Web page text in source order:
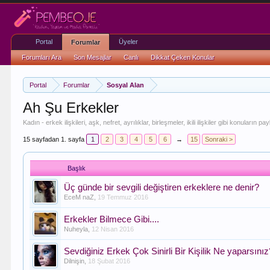
Portal Forumlar Sosyal Alan
Ah Şu Erkekler
Kadın - erkek ilişkileri, aşk, nefret, ayrılıklar, birleşmeler, ikili ilişkiler gibi konuların
15 sayfadan 1. sayfa 1 2 3 4 5 6 → 15 Sonraki >
Başlık
Üç günde bir sevgili değiştiren erkeklere ne denir?
EceM naZ 19 Temmuz 2016
Erkekler Bilmece Gibi....
Nuheyla 12 Nisan 2016
Sevdiğiniz Erkek Çok Sinirli Bir Kişilik Ne
Dilnişin 18 Şubat 2016
Portal Forumlar
Forumları Ara Son Mesajlar Canlı Dikkat Çeken Konular
Üyeler